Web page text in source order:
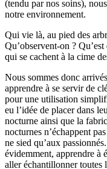
(tendu par nos soins),
notre environnement.
Qui vie là, au pied des
Qu’observent-on ?
qui se cachent à la cime
Nous sommes donc
apprendre à se servir de
pour une utilisation
eu l’idée de placer dans
nocturne ainsi que la
nocturnes n’échappent
ne sied qu’aux
évidemment, apprendre à
aller échantillonner toutes